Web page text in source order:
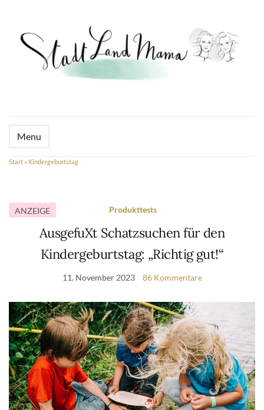
Menu
Start » Kindergeburtstag
ANZEIGE Produkttests
AusgefuXt Schatzsuchen für den
Kindergeburtstag: „Richtig gut!“
11. November 2023 86 Kommentare